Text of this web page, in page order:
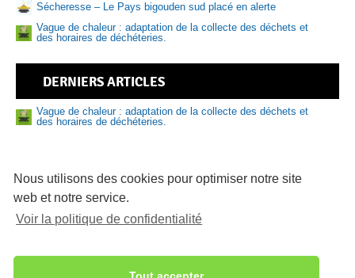
Sécheresse – Le Pays bigouden sud placé en alerte
Vague de chaleur : adaptation de la collecte des déchets et
des horaires de déchéteries.
DERNIERS ARTICLES
Vague de chaleur : adaptation de la collecte des déchets et
des horaires de déchéteries.
nautiques : adoptez les bons réflexes cet été
81 logements abordables en vente sur le Pays bigouden
Délibérations du bureau communautaire du 16/07/2026
renforcée
Deux nouveaux réservoirs pour renforcer la sécurité de
Nous utilisons des cookies pour optimiser notre site
web et notre service.
Voir la politique de confidentialité